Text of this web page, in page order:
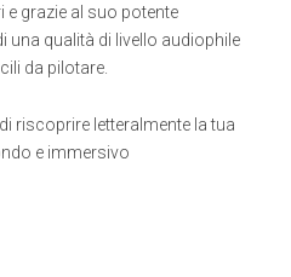
grazie al suo potente
una qualità di livello audiophile
da pilotare.
riscoprire letteralmente la tua
e immersivo